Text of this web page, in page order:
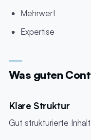
Mehrwert
Expertise
Was guten
Klare Struktur
Gut strukturierte